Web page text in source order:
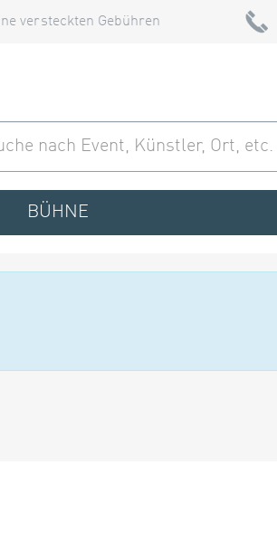
versteckten Gebühren
BÜHNE